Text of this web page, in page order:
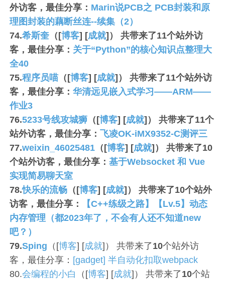
外访客，最佳分享： Marin说PCB之 PCB封装和原
理图封装的藕断丝连--续集（2）
74.希斯奎 （[博客] [成就]） 共带来了11个站外访
客，最佳分享： 关于“Python”的核心知识点整理大
全40
75.程序员喵（[博客] [成就]） 共带来了11个站外访
客，最佳分享：华清远见嵌入式学习——ARM——
作业3
76.5233号线攻城狮 （[博客] [成就]） 共带来了11个
站外访客，最佳分享：飞凌OK-iMX9352-C测评三
77.weixin_46025481 （[博客] [成就]） 共带来了10
个站外访客，最佳分享：基于Websocket 和 Vue
实现简易聊天室
78.快乐的流畅 （[博客] [成就]） 共带来了10个站外
访客，最佳分享：
【C++练级之路】【Lv.5】动态
内存管理（都2023年了，不会有人还不知道new
吧？）
79.Sping （[博客] [成就]） 共带来了10个站外访
客，最佳分享： [gadget] 半自动化扣取webpack
80.会编程的小白 （[博客] [成就]） 共带来了10个站